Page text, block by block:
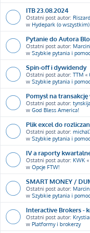
ITB 23.08.2024
Ostatni post autor:
w Hydepark (o wszystkim)
Pytanie do Autora
Ostatni post autor:
w Szybkie pytania i pomoc
Spin-off i dywidendy
Ostatni post autor: TTM «
w Szybkie pytania i pomoc
Pomysł na
Ostatni post autor:
w God Bless America!
Plik excel do
Ostatni post autor:
w Szybkie pytania i pomoc
IV a raporty
Ostatni post autor: KWK «
w Opcje FTW!
SMART MONEY /
Ostatni post autor: Marcin
w Szybkie pytania i pomoc
Interactive Brokers -
Ostatni post autor:
w Platformy i brokerzy